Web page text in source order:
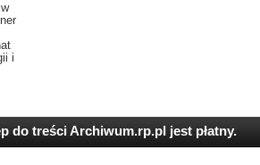
i
do treści Archiwum.rp.pl jest płatny.